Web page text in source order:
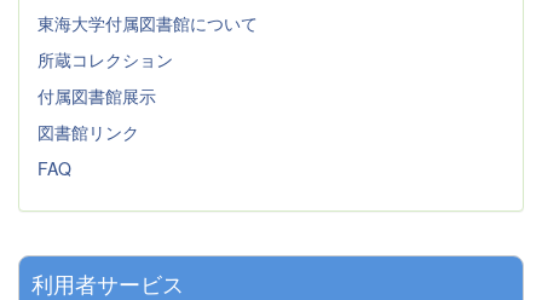
東海大学付属図書館について
所蔵コレクション
付属図書館展示
図書館リンク
FAQ
利用者サービス